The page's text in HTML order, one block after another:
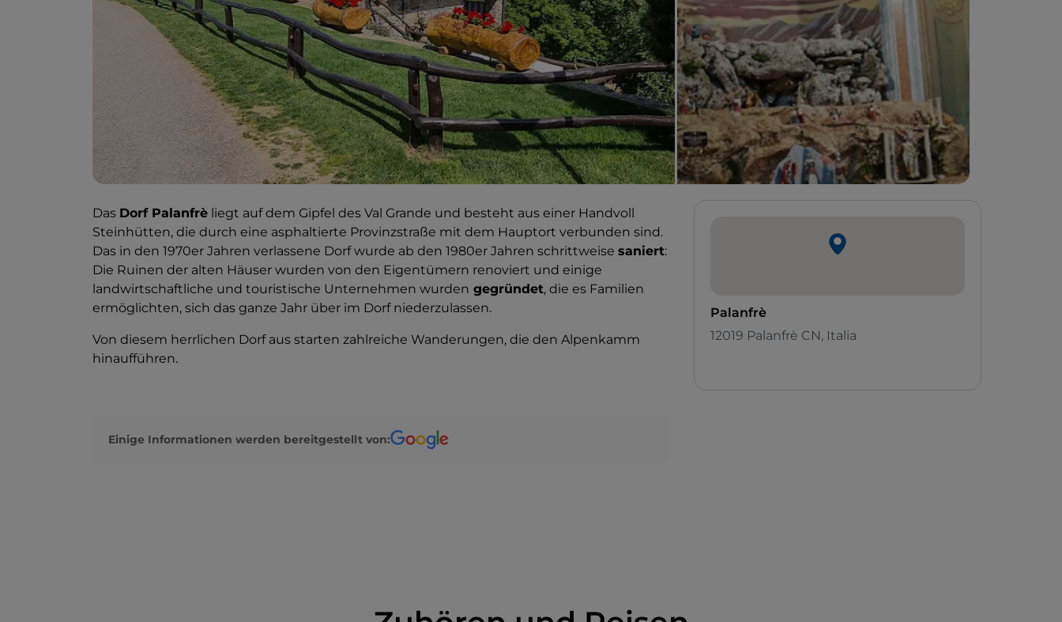
Das Dorf Palanfrè liegt auf dem Gipfel des Val Grande und besteht aus einer Handvoll
Steinhütten, die durch eine asphaltierte Provinzstraße mit dem Hauptort verbunden sind.
Das in den 1970er Jahren verlassene Dorf wurde ab den 1980er Jahren schrittweise saniert:
Die Ruinen der alten Häuser wurden von den Eigentümern renoviert und einige
landwirtschaftliche und touristische Unternehmen wurden gegründet, die es Familien
ermöglichten, sich das ganze Jahr über im Dorf niederzulassen.
Von diesem herrlichen Dorf aus starten zahlreiche Wanderungen, die den Alpenkamm
hinaufführen.
Einige Informationen werden bereitgestellt von:
Palanfrè
12019 Palanfrè CN, Italia